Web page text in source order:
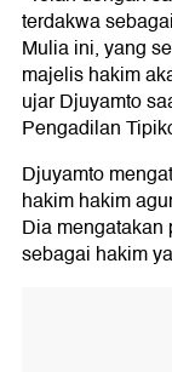
terdakwa
Mulia ini, yang
majelis hakim
ujar Djuyamto
Pengadilan
Djuyamto
hakim hakim
Dia
sebagai hakim